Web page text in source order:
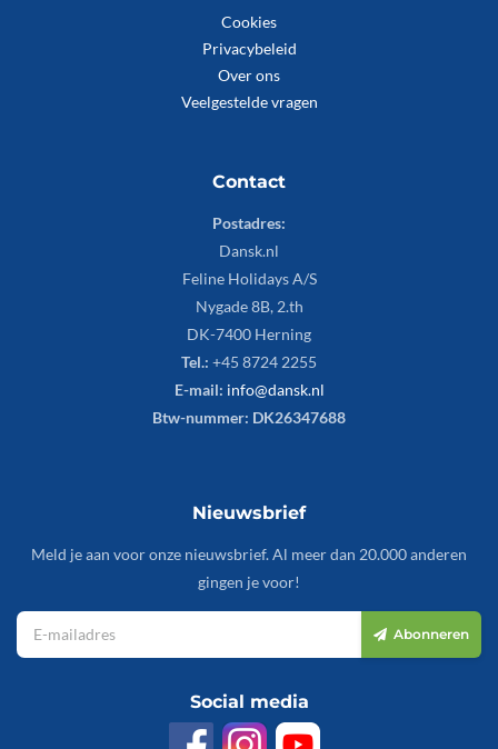
Cookies
Privacybeleid
Over ons
Veelgestelde vragen
Contact
Postadres:
Dansk.nl
Feline Holidays A/S
Nygade 8B, 2.th
DK-7400 Herning
Tel.: +45 8724 2255
E-mail: info@dansk.nl
Btw-nummer: DK26347688
Nieuwsbrief
Meld je aan voor onze nieuwsbrief. Al meer dan 20.000 anderen
gingen je voor!
Abonneren
Social media